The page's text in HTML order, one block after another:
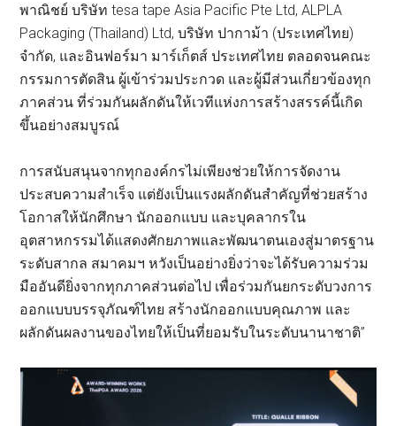
พาณิชย์ บริษัท tesa tape Asia Pacific Pte Ltd, ALPLA
Packaging (Thailand) Ltd, บริษัท ปากาม้า (ประเทศไทย)
จำกัด, และอินฟอร์มา มาร์เก็ตส์ ประเทศไทย ตลอดจนคณะ
กรรมการตัดสิน ผู้เข้าร่วมประกวด และผู้มีส่วนเกี่ยวข้องทุก
ภาคส่วน ที่ร่วมกันผลักดันให้เวทีแห่งการสร้างสรรค์นี้เกิด
ขึ้นอย่างสมบูรณ์
การสนับสนุนจากทุกองค์กรไม่เพียงช่วยให้การจัดงาน
ประสบความสำเร็จ แต่ยังเป็นแรงผลักดันสำคัญที่ช่วยสร้าง
โอกาสให้นักศึกษา นักออกแบบ และบุคลากรใน
อุตสาหกรรมได้แสดงศักยภาพและพัฒนาตนเองสู่มาตรฐาน
ระดับสากล สมาคมฯ หวังเป็นอย่างยิ่งว่าจะได้รับความร่วม
มืออันดียิ่งจากทุกภาคส่วนต่อไป เพื่อร่วมกันยกระดับวงการ
ออกแบบบรรจุภัณฑ์ไทย สร้างนักออกแบบคุณภาพ และ
ผลักดันผลงานของไทยให้เป็นที่ยอมรับในระดับนานาชาติ”